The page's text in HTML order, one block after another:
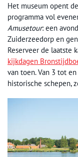
Het museum opent
programma vol
Amusetour: een
Zuiderzeedorp en
Reserveer de laatste
kijkdagen
van toen. Van 3 tot
historische schepen,